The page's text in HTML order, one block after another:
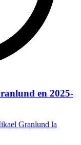
en 2025-
Granlund la